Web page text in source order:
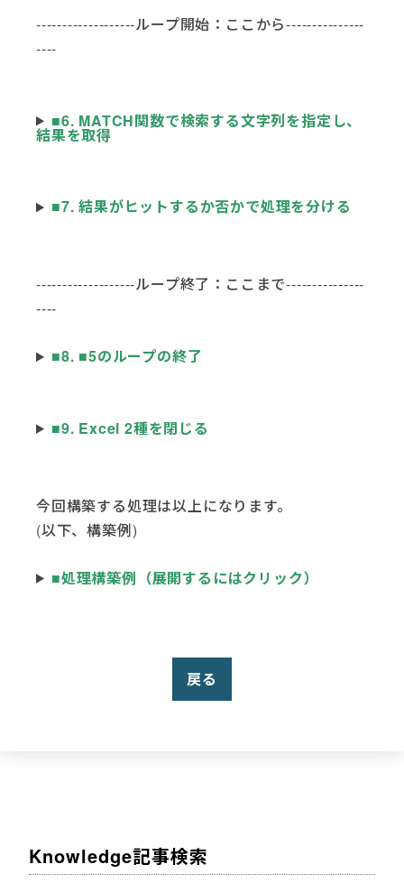
-------------------ループ開始：ここから---------------
----
■6. MATCH関数で検索する文字列を指定し、
結果を取得
■7. 結果がヒットするか否かで処理を分ける
-------------------ループ終了：ここまで---------------
----
■8. ■5のループの終了
■9. Excel 2種を閉じる
今回構築する処理は以上になります。
(以下、構築例)
■処理構築例（展開するにはクリック）
戻る
Knowledge記事検索